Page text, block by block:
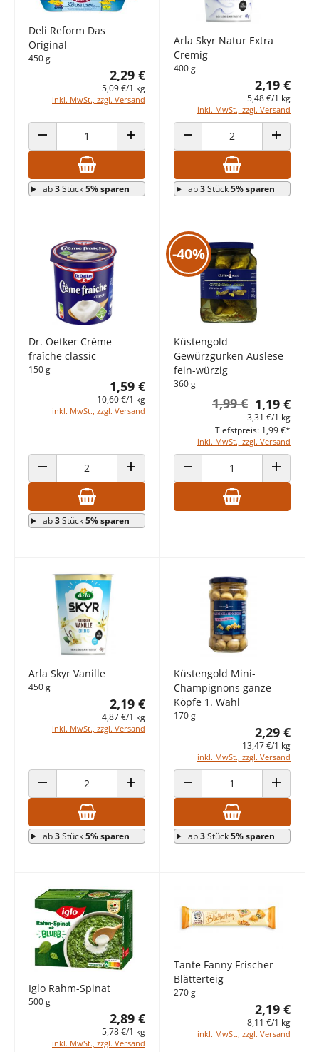
Deli Reform Das
Original
450 g
2,29 €
5,09 €/1 kg
inkl. MwSt., zzgl. Versand
ANZAHL VERRINGERN ANZAHL ERHÖHEN
ab3Stück5% sparen
Arla Skyr Natur Extra
Cremig
400 g
2,19 €
5,48 €/1 kg
inkl. MwSt., zzgl. Versand
ANZAHL VERRINGERN ANZAHL
ab3Stück5% sparen
Dr. Oetker Crème
fraîche classic
150 g
1,59 €
10,60 €/1 kg
inkl. MwSt., zzgl. Versand
ANZAHL VERRINGERN ANZAHL ERHÖHEN
ab3Stück5% sparen
-40%
Küstengold
Gewürzgurken Auslese
fein-würzig
360 g
1,19 €
1,99 €
3,31 €/1 kg
inkl. MwSt., zzgl. Versand
Tiefstpreis: 1,99 €*
ANZAHL VERRINGERN ANZAHL
Arla Skyr Vanille
450 g
2,19 €
4,87 €/1 kg
inkl. MwSt., zzgl. Versand
ANZAHL VERRINGERN ANZAHL ERHÖHEN
ab3Stück5% sparen
Küstengold Mini-
Champignons ganze
Köpfe 1. Wahl
170 g
2,29 €
13,47 €/1 kg
inkl. MwSt., zzgl. Versand
ANZAHL VERRINGERN ANZAHL
ab3Stück5% sparen
Iglo Rahm-Spinat
500 g
2,89 €
5,78 €/1 kg
inkl. MwSt., zzgl. Versand
Tante Fanny Frischer
Blätterteig
270 g
2,19 €
8,11 €/1 kg
inkl. MwSt., zzgl. Versand